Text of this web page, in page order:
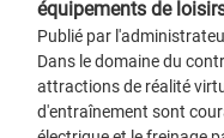
équipements de
Publié par
Dans le domaine du
attractions de réalité
d'entraînement sont